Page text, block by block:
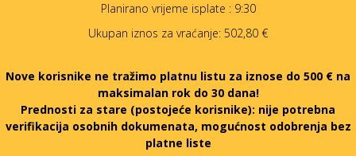
Planirano vrijeme isplate : 9:30
Ukupan iznos za vraćanje: 502,80 €
Nove korisnike ne tražimo platnu listu za iznose do 500 € na
maksimalan rok do 30 dana!
Prednosti za stare (postojeće korisnike): nije potrebna
verifikacija osobnih dokumenata, mogućnost odobrenja bez
platne liste